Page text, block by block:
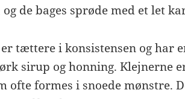
de bages sprøde med et let
tættere i konsistensen og har
sirup og honning. Klejnerne
ofte formes i snoede mønstre.